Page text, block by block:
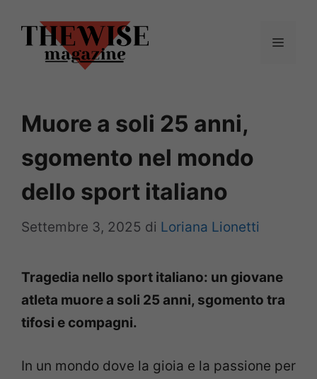
contenuto
Menu
Muore a soli 25 anni,
sgomento nel mondo
dello sport italiano
Settembre 3, 2025 di Loriana Lionetti
Tragedia nello sport italiano: un giovane
atleta muore a soli 25 anni, sgomento tra
tifosi e compagni.
In un mondo dove la gioia e la passione per